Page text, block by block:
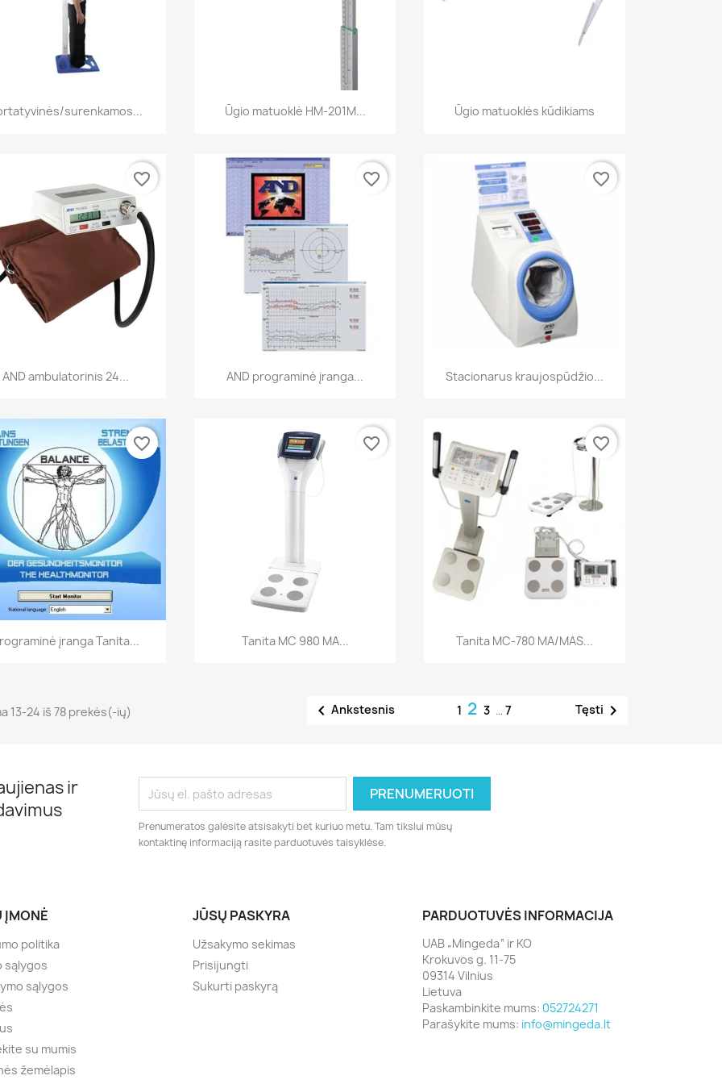
Greita peržiūra
surenkamos... Greita peržiūra
Ūgio matuoklė HM-201M... Greita peržiūra
Ūgio matuoklės kūdikiams
 Greita peržiūra
AND ambulatorinis 24...
favorite_border
Greita peržiūra
AND programinė įranga...
favorite_border
Greita peržiūra
Stacionarus kraujospūdžio...
favorite_border
Greita peržiūra
įranga Tanita...
favorite_border
Greita peržiūra
Tanita MC 980 MA...
favorite_border
Greita peržiūra
Tanita MC-780 MA/MAS...
favorite_border
13-24 iš 78 prekės(-ių) Ankstesnis 1 23 … 7 Tęsti 
ir
Prenumeratos galėsite atsisakyti bet kuriuo metu. Tam tikslui mūsų
kontaktinę informaciją rasite parduotuvės taisyklėse.
ĮMONĖ
politika
sąlygos
sąlygos
su mumis
žemėlapis
JŪSŲ PASKYRA
Užsakymo sekimas
Prisijungti
Sukurti paskyrą
PARDUOTUVĖS INFORMACIJA
UAB „Mingeda“ ir KO
Krokuvos g. 11-75
09314 Vilnius
Lietuva
Paskambinkite mums: 052724271
Parašykite mums: info@mingeda.lt